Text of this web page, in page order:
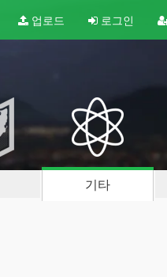
업로드 로그인
기타